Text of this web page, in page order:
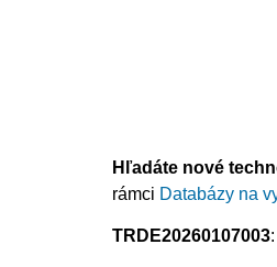
Hľadáte nové
rámci Databázy na
TRDE20260107003